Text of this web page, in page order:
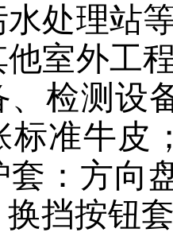
处理站
他室外工
、检测设
标准牛皮
套：方向
挡按钮